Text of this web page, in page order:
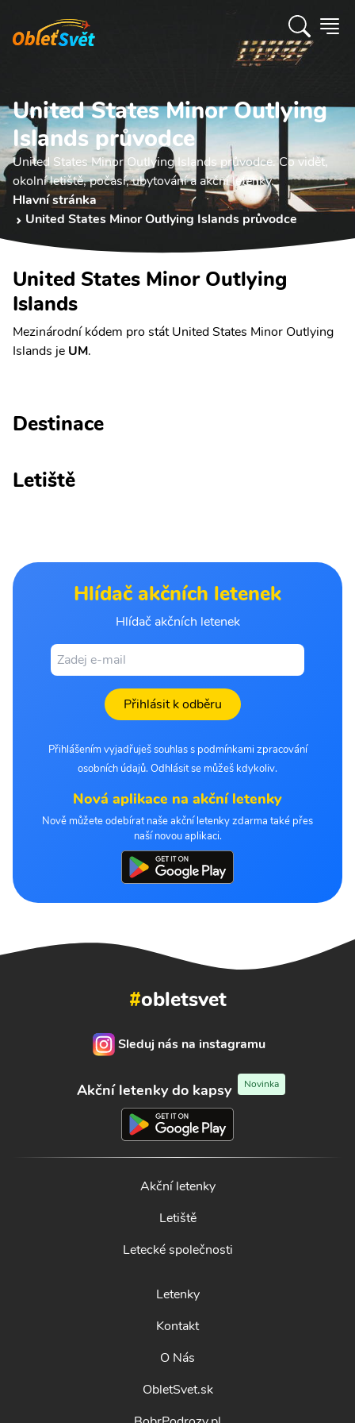
United States Minor Outlying
Islands průvodce
United States Minor Outlying Islands průvodce. Co vidět,
okolní letiště, počasí, ubytování a akční letenky.
Hlavní stránka
United States Minor Outlying Islands průvodce
United States Minor Outlying
Islands
Mezinárodní kódem pro stát United States Minor Outlying
Islands je UM.
Destinace
Letiště
Hlídač akčních letenek
Hlídač akčních letenek
Přihlásit k odběru
Přihlášením vyjadřuješ souhlas s podmínkami zpracování
osobních údajů. Odhlásit se můžeš kdykoliv.
Nová aplikace na akční letenky
Nově můžete odebírat naše akční letenky zdarma také přes
naší novou aplikaci.
#obletsvet
Sleduj nás na instagramu
Akční letenky do kapsy Novinka
Akční letenky
Letiště
Letecké společnosti
Letenky
Kontakt
O Nás
ObletSvet.sk